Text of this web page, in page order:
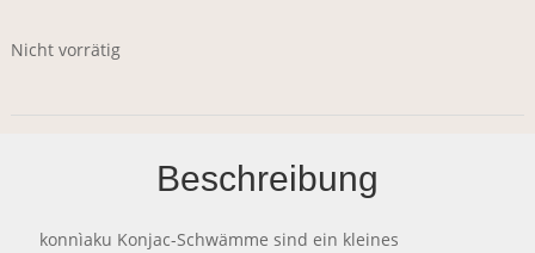
Nicht vorrätig
Beschreibung
konnìaku Konjac-Schwämme sind ein kleines